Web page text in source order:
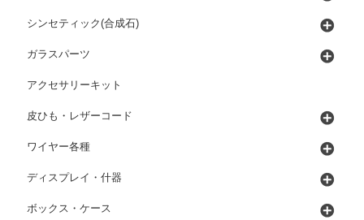
シンセティック(合成石)
ガラスパーツ
アクセサリーキット
皮ひも・レザーコード
ワイヤー各種
ディスプレイ・什器
ボックス・ケース